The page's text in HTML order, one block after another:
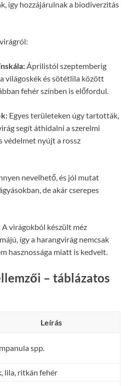
így hozzájárulnak a biodiverzitás
Áprilistól szeptemberig
világoskék és sötétlila között
fehér színben is előfordul.
Egyes területeken úgy tartották,
segít áthidalni a szerelmi
védelmet nyújt a rossz
nevelhető, és jól mutat
de akár cserepes
A virágokból készült méz
így a harangvirág nemcsak
hasznossága miatt is kedvelt.
– táblázatos
Leírás
spp.
lila, ritkán fehér